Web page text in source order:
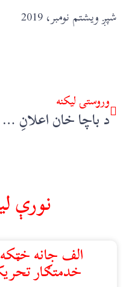
شپږ ویشتم نومبر، 2019
وروستۍ ليکنه
د باچا خان اعلانِ حق (ژباړن:ہفت روزہ ’چٹان‘، لاہور، (قسط اول) ۱۷ ستمبر ۱۹۵۴، (قسط دوم) ۲۴ ستمبر ۱۹۵۶) – انور علي انور، کراچۍ
نورې
الف جانه
خدمتګار